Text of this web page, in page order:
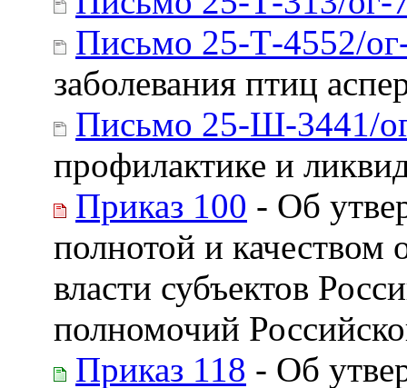
Письмо 25-Т-4552/
заболевания птиц
Письмо 25-Ш-3441/
профилактике и
Приказ 100 - Об
полнотой и качеством
власти субъектов
полномочий
Приказ 118 - Об